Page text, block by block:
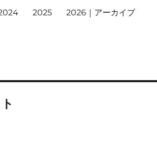
2025 2026｜アーカイブ